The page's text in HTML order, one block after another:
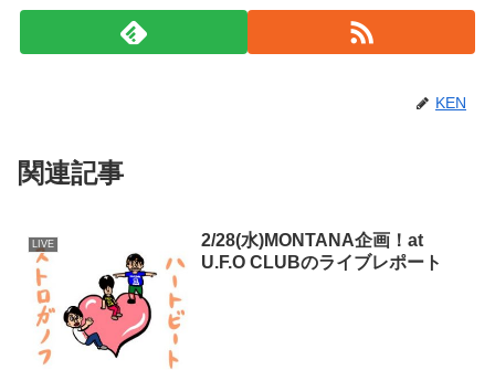
KEN
関連記事
LIVE
2/28(水)MONTANA企画！at
U.F.O CLUBのライブレポート